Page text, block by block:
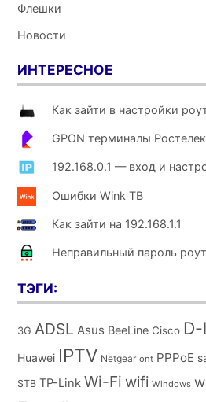
Флешки
Новости
ИНТЕРЕСНОЕ
Как зайти в настройки
GPON терминалы
192.168.0.1 — вход и
Ошибки Wink ТВ
Как зайти на 192.168.1.1
Неправильный пароль
ТЭГИ:
3G ADSL Asus BeeLine Cisco
Huawei IPTV Netgear ont PPPoE
STB TP-Link Wi-Fi wifi Windows